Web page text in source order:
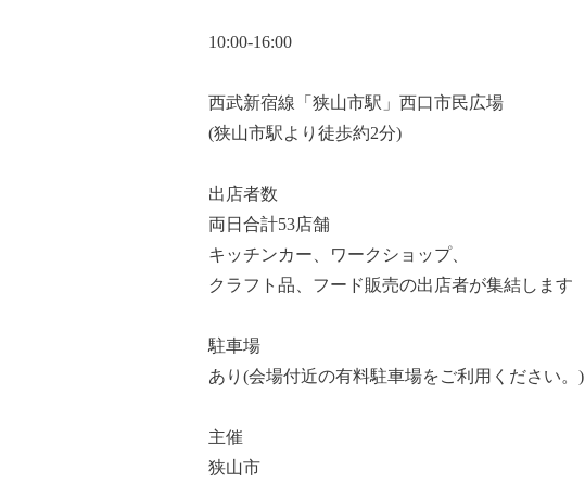
10:00-16:00
西武新宿線「狭山市駅」西口市民広場
(狭山市駅より徒歩約2分)
出店者数
両日合計53店舗
キッチンカー、ワークショップ、
クラフト品、フード販売の出店者が集結します
駐車場
あり(会場付近の有料駐車場をご利用ください。)
主催
狭山市